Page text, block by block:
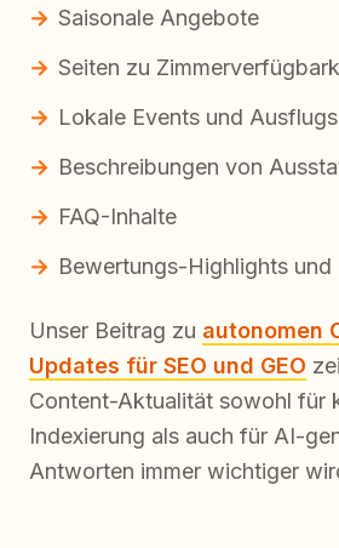
Saisonale Angebote
Seiten zu
Lokale Events und
Beschreibungen von
FAQ-Inhalte
Bewertungs-Highlights und
Unser Beitrag zu autonomen
Updates für SEO und GEO
Content-Aktualität sowohl für
Indexierung als auch für AI-
Antworten immer wichtiger